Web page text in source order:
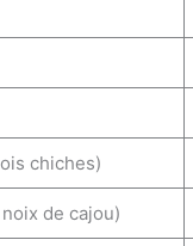
chiches)
de cajou)